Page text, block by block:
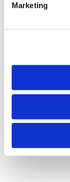
Marketing